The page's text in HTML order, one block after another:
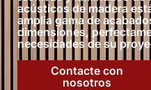
acústicos de madera
amplia gama de
dimensiones,
necesidades de su
Contacte con
nosotros